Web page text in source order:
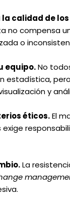
calidad de
no compensa
o
equipo.No
estadística,
y
éticos.El
exige
La